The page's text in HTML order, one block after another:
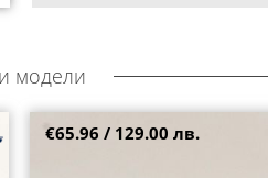
модели
Олекотени дамски сникърси
€65.96 / 129.00 лв.